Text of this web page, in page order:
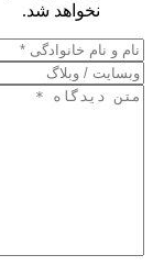
نخواهد شد.